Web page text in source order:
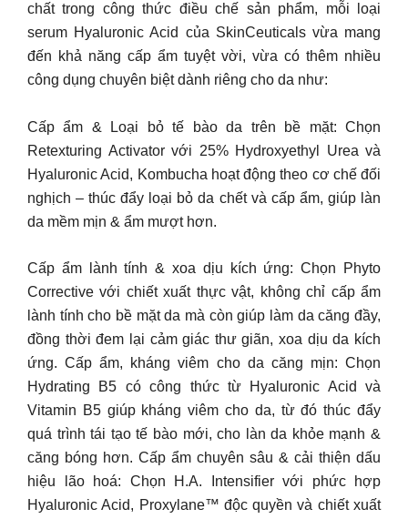
chất trong công thức điều chế sản phẩm, mỗi loại
serum Hyaluronic Acid của SkinCeuticals vừa mang
đến khả năng cấp ẩm tuyệt vời, vừa có thêm nhiều
công dụng chuyên biệt dành riêng cho da như:
Cấp ẩm & Loại bỏ tế bào da trên bề mặt: Chọn
Retexturing Activator với 25% Hydroxyethyl Urea và
Hyaluronic Acid, Kombucha hoạt động theo cơ chế đối
nghịch – thúc đẩy loại bỏ da chết và cấp ẩm, giúp làn
da mềm mịn & ẩm mượt hơn.
Cấp ẩm lành tính & xoa dịu kích ứng: Chọn Phyto
Corrective với chiết xuất thực vật, không chỉ cấp ẩm
lành tính cho bề mặt da mà còn giúp làm da căng đầy,
đồng thời đem lại cảm giác thư giãn, xoa dịu da kích
ứng. Cấp ẩm, kháng viêm cho da căng mịn: Chọn
Hydrating B5 có công thức từ Hyaluronic Acid và
Vitamin B5 giúp kháng viêm cho da, từ đó thúc đẩy
quá trình tái tạo tế bào mới, cho làn da khỏe mạnh &
căng bóng hơn. Cấp ẩm chuyên sâu & cải thiện dấu
hiệu lão hoá: Chọn H.A. Intensifier với phức hợp
Hyaluronic Acid, Proxylane™ độc quyền và chiết xuất